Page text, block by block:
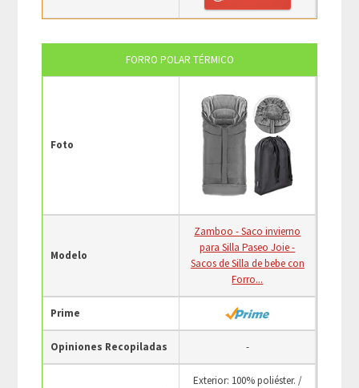
FORRO POLAR TÉRMICO
Foto
Modelo
Zamboo - Saco invierno
para Silla Paseo Joie -
Sacos de Silla de bebe con
Forro...
Prime
Opiniones Recopiladas -
Exterior: 100% poliéster. /